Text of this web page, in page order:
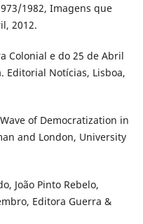
1982, Imagens que
2012.
Colonial e do 25 de Abril
Editorial Notícias, Lisboa,
of Democratization in
and London, University
João Pinto Rebelo,
Editora Guerra &